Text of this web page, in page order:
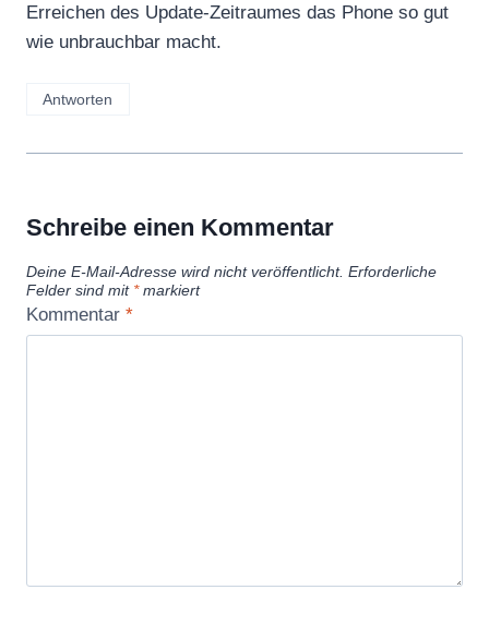
Erreichen des Update-Zeitraumes das Phone so gut
wie unbrauchbar macht.
Antworten
Schreibe einen Kommentar
Deine E-Mail-Adresse wird nicht veröffentlicht. Erforderliche
Felder sind mit *markiert
Kommentar *